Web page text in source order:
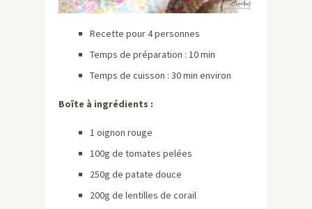
Recette pour 4 personnes
Temps de préparation : 10 min
Temps de cuisson : 30 min environ
Boîte à ingrédients :
1 oignon rouge
100g de tomates pelées
250g de patate douce
200g de lentilles de corail